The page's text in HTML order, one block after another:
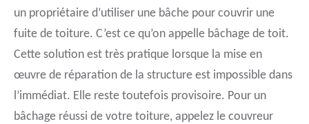
un propriétaire d’utiliser une bâche pour couvrir une
fuite de toiture. C’est ce qu’on appelle bâchage de toit.
Cette solution est très pratique lorsque la mise en
œuvre de réparation de la structure est impossible dans
l’immédiat. Elle reste toutefois provisoire. Pour un
bâchage réussi de votre toiture, appelez le couvreur